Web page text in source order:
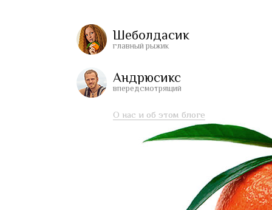
Шеболдасик
главный рыжик
Андрюсикс
впередсмотрящий
О нас и об этом блоге